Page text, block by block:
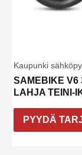
Kaupunki
SAMEBIKE V6
LAHJA TEINI-
PYYDÄ